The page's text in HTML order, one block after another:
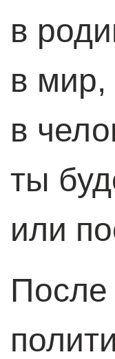
в
в мир,
в
ты
или